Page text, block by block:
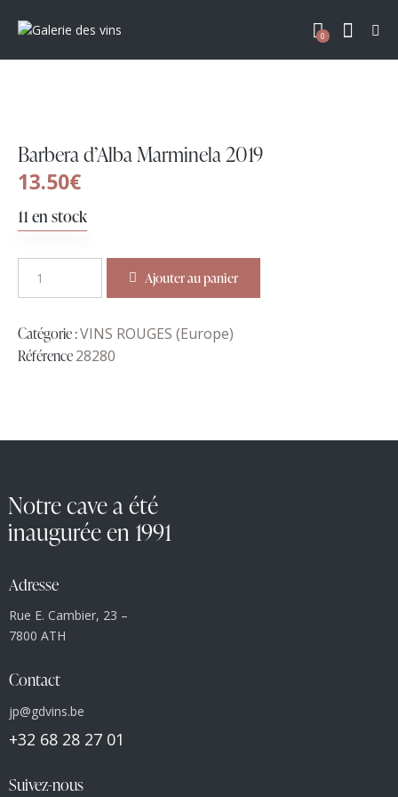
0
Barbera d’Alba Marminela 2019
13.50€
11 en stock
Ajouter au panier
Catégorie :VINS ROUGES (Europe)
Référence28280
Notre cave a été
inaugurée en 1991
Adresse
Rue E. Cambier, 23 –
7800 ATH
Contact
jp@gdvins.be
+32 68 28 27 01
Suivez-nous